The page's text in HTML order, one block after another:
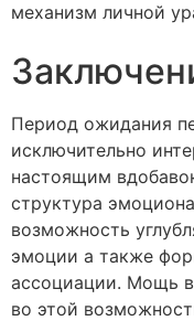
механизм личной
Период ожидания
исключительно
настоящим
структура
возможность
эмоции а также
ассоциации. Мощь
во этой